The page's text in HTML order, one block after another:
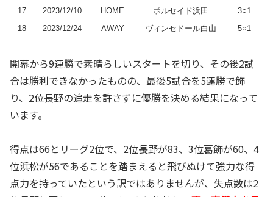
17 2023/12/10 HOME ポルセイド浜田
3○1
18
2023/12/24 AWAY ヴィンセドール白山 5○1
開幕から9連勝で素晴らしいスタートを切り、その後2試
合は勝利できなかったものの、最後5試合を5連勝で飾
り、2位長野の追走を許さずに優勝を決める結果になって
います。
得点は66とリーグ2位で、2位長野が83、3位葛飾が60、4
位浜松が56であることを踏まえると飛びぬけて強力な得
点力を持っていたという訳ではありませんが、失点数は2